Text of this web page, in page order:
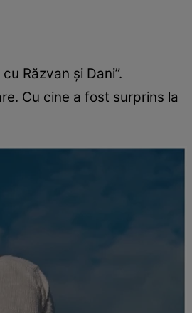
Răzvan și Dani”.
Cu cine a fost surprins la